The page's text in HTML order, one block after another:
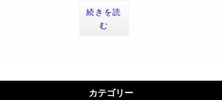
続きを読
む
カテゴリー